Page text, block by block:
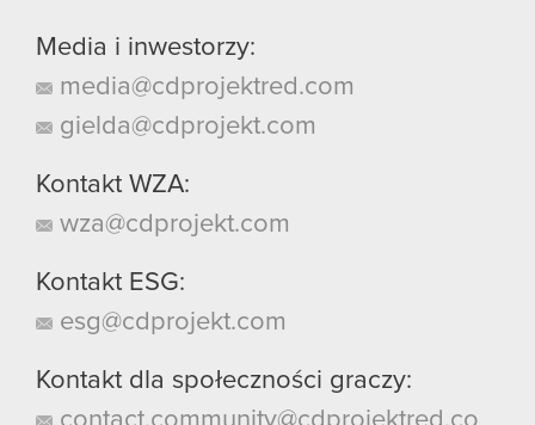
Media i inwestorzy:
media@cdprojektred.com
gielda@cdprojekt.com
Kontakt WZA:
wza@cdprojekt.com
Kontakt ESG:
esg@cdprojekt.com
Kontakt dla społeczności graczy: